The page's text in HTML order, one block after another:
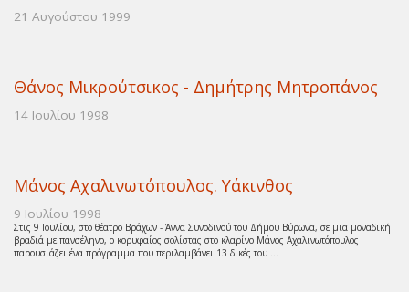
21 Αυγούστου 1999
Θάνος Μικρούτσικος - Δημήτρης Μητροπάνος
14 Ιουλίου 1998
Μάνος Αχαλινωτόπουλος. Υάκινθος
9 Ιουλίου 1998
Στις 9 Ιουλίου, στο θέατρο Βράχων - Άννα Συνοδινού του Δήμου Βύρωνα, σε μια μοναδική
βραδιά με πανσέληνο, ο κορυφαίος σολίστας στο κλαρίνο Μάνος Αχαλινωτόπουλος
παρουσιάζει ένα πρόγραμμα που περιλαμβάνει 13 δικές του ...